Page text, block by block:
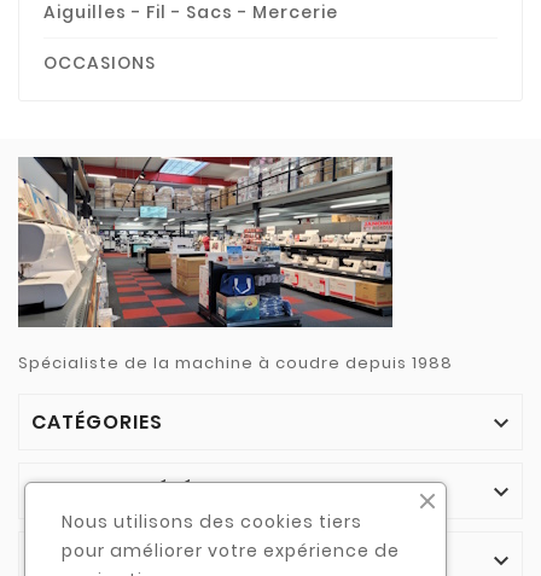
Aiguilles - Fil - Sacs - Mercerie
OCCASIONS
Spécialiste de la machine à coudre depuis 1988
CATÉGORIES 
NOTRE SOCIÉTÉ 
VOTRE COMPTE 
Nous utilisons des cookies tiers
pour améliorer votre expérience de